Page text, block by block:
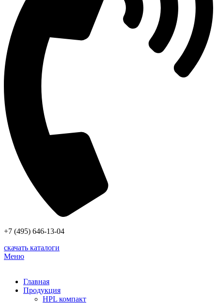
+7 (495) 646-13-04
скачать каталоги
Меню
Главная
Продукция
HPL компакт